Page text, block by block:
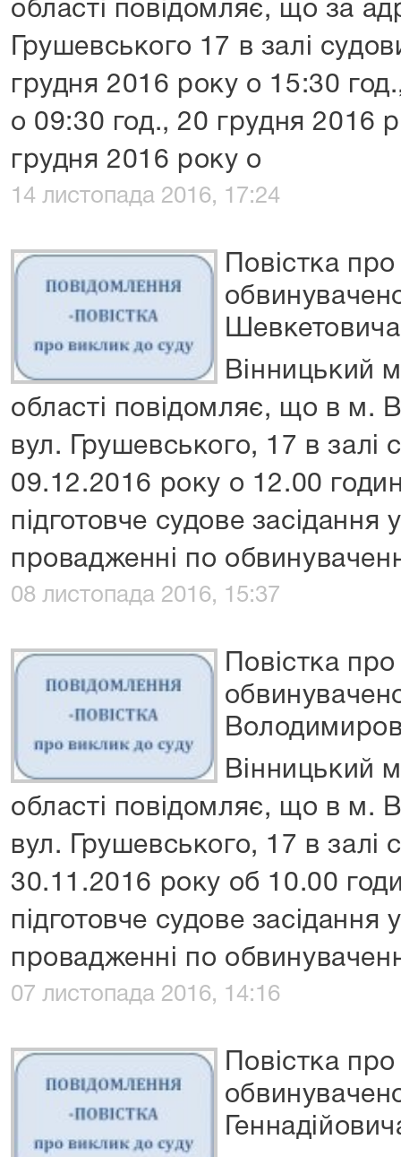
області повідомляє, що за
Грушевського 17 в залі
грудня 2016 року о 15:30
о 09:30 год., 20 грудня 2016
грудня 2016 року о
14 листопада 2016, 17:24
Повістка
Вінницький
області повідомляє, що в м.
вул. Грушевського, 17 в залі
09.12.2016 року о 12.00
підготовче судове засідання
провадженні по
08 листопада 2016, 15:37
Повістка
Вінницький
області повідомляє, що в м.
вул. Грушевського, 17 в залі
30.11.2016 року об 10.00
підготовче судове засідання
провадженні по
07 листопада 2016, 14:16
Повістка